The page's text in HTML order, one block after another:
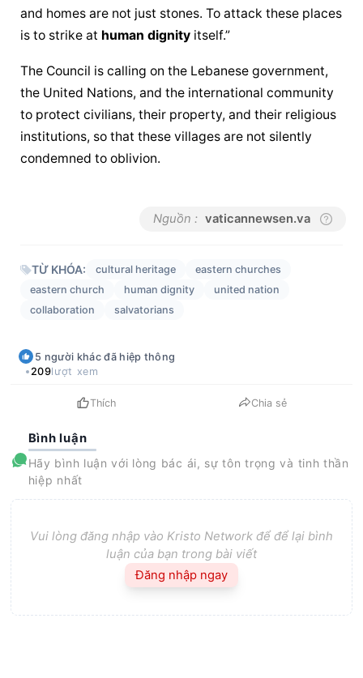
and homes are not just stones. To attack these places
is to strike at human dignity itself.”
The Council is calling on the Lebanese government,
the United Nations, and the international community
to protect civilians, their property, and their religious
institutions, so that these villages are not silently
condemned to oblivion.
Nguồn : vaticannewsen.va
TỪ KHÓA: cultural heritage
eastern churches
eastern church
human dignity
united nation
collaboration
salvatorians
5 người khác đã hiệp thông
209lượt xem
Thích Chia sẻ
Bình luận
Hãy bình luận với lòng bác ái, sự tôn trọng và tinh thần
hiệp nhất
Vui lòng đăng nhập vào Kristo Network để để lại bình
luận của bạn trong bài viết
Đăng nhập ngay